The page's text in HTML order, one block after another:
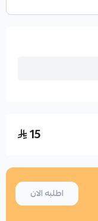
15
اطلبه الان